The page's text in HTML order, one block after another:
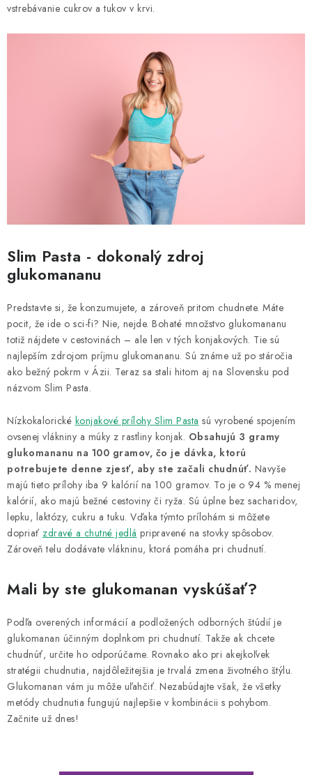
vstrebávanie cukrov a tukov v krvi.
Slim Pasta - dokonalý zdroj
glukomananu
Predstavte si, že konzumujete, a zároveň pritom chudnete. Máte
pocit, že ide o sci-fi? Nie, nejde. Bohaté množstvo glukomananu
totiž nájdete v cestovinách – ale len v tých konjakových. Tie sú
najlepším zdrojom príjmu glukomananu. Sú známe už po stáročia
ako bežný pokrm v Ázii. Teraz sa stali hitom aj na Slovensku pod
názvom Slim Pasta.
Nízkokalorické konjakové prílohy Slim Pasta sú vyrobené spojením
ovsenej vlákniny a múky z rastliny konjak. Obsahujú 3 gramy
glukomananu na 100 gramov, čo je dávka, ktorú
potrebujete denne zjesť, aby ste začali chudnúť. Navyše
majú tieto prílohy iba 9 kalórií na 100 gramov. To je o 94 % menej
kalórií, ako majú bežné cestoviny či ryža. Sú úplne bez sacharidov,
lepku, laktózy, cukru a tuku. Vďaka týmto prílohám si môžete
dopriať zdravé a chutné jedlá pripravené na stovky spôsobov.
Zároveň telu dodávate vlákninu, ktorá pomáha pri chudnutí.
Mali by ste glukomanan vyskúšať?
Podľa overených informácií a podložených odborných štúdií je
glukomanan účinným doplnkom pri chudnutí. Takže ak chcete
chudnúť, určite ho odporúčame. Rovnako ako pri akejkoľvek
stratégii chudnutia, najdôležitejšia je trvalá zmena životného štýlu.
Glukomanan vám ju môže uľahčiť. Nezabúdajte však, že všetky
metódy chudnutia fungujú najlepšie v kombinácii s pohybom.
Začnite už dnes!